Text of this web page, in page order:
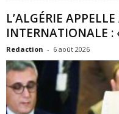
L’ALGÉRIE
INTERNATIONALE
Redaction - 6 août 2026